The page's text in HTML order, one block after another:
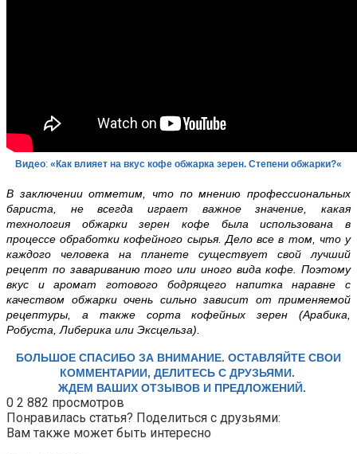
Видео: «Как влияет на вкус кофе обжарка зерен. Степени обжарки?«
В заключении отметим , что по мнению профессиональных
бариста, не всегда играет важное значение, какая
технология обжарки зерен кофе была использована в
процессе обработки кофейного сырья. Дело все в том, что у
каждого человека на планете существует свой лучший
рецепт по завариванию того или иного вида кофе. Поэтому
вкус и аромат готового бодрящего напитка наравне с
качеством обжарки очень сильно зависит от применяемой
рецептуры, а также сорта кофейных зерен (Арабика,
Робуста, Либерика или Эксцельза).
БОЛЬШОЕ СПАСИБО ЗА ВНИМАНИЕ. ОСТАВЛЯЙТЕ СВОИ
КОММЕНТАРИИ, ДЕЛИТЕСЬ С ДРУЗЬЯМИ.
ЖДЕМ ВАШИХ ОТЗЫВОВ И ПРЕДЛОЖЕНИЙ.
0 2 882 просмотров
Понравилась статья? Поделиться с друзьями:
Вам также может быть интересно